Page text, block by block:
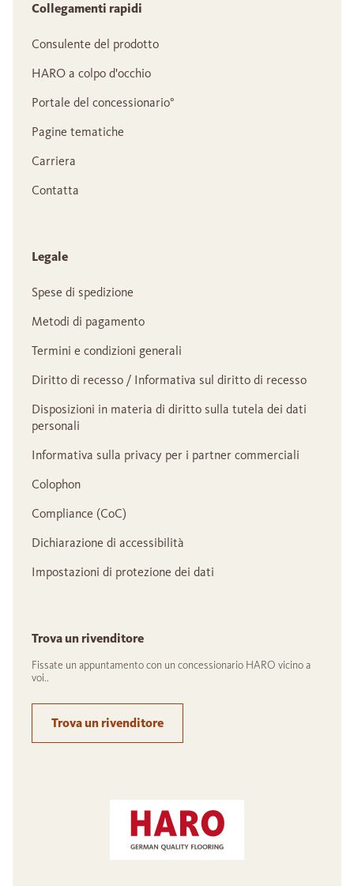
Collegamenti rapidi
Consulente del prodotto
HARO a colpo d'occhio
Portale del concessionario°
Pagine tematiche
Carriera
Contatta
Legale
Spese di spedizione
Metodi di pagamento
Termini e condizioni generali
Diritto di recesso / Informativa sul diritto di recesso
Disposizioni in materia di diritto sulla tutela dei dati
personali
Informativa sulla privacy per i partner commerciali
Colophon
Compliance (CoC)
Dichiarazione di accessibilità
Impostazioni di protezione dei dati
Trova un rivenditore
Fissate un appuntamento con un concessionario HARO vicino a
voi..
Trova un rivenditore